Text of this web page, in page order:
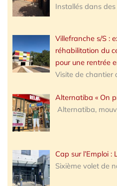
Installés dans
Villefranche s/S :
réhabilitation du
pour une rentrée
Visite de chantier
Alternatiba « On
Alternatiba,
Cap sur l’Emploi
Sixième volet de